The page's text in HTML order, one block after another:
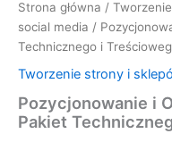
Strona główna /
social media /
Technicznego i
Tworzenie strony i
Pozycjonowanie i
Pakiet